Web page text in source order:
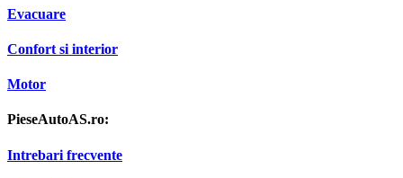
Evacuare
Confort si interior
Motor
PieseAutoAS.ro:
Intrebari frecvente